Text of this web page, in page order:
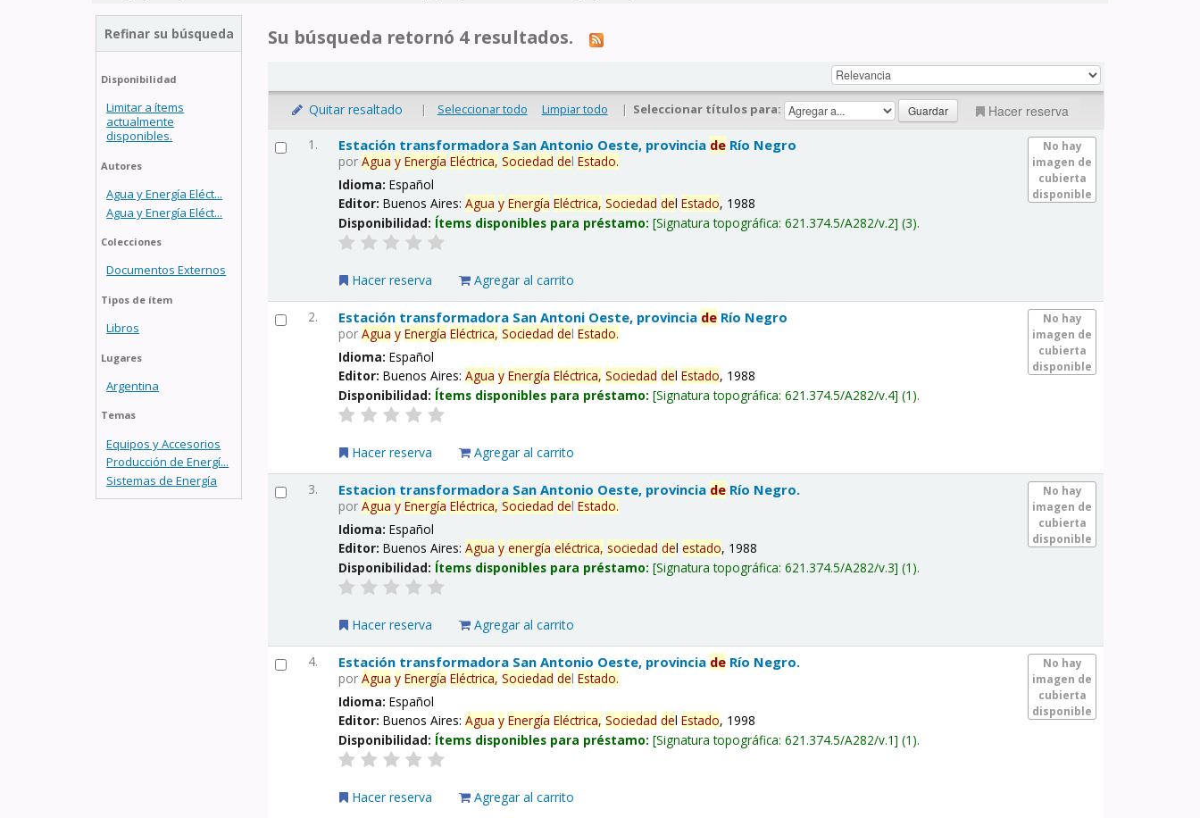
Refinar su búsqueda
Disponibilidad
Limitar a ítems
actualmente
disponibles.
Autores
Agua y Energía Eléct...
Agua y Energía Eléct...
Colecciones
Documentos Externos
Tipos de ítem
Libros
Lugares
Argentina
Temas
Equipos y Accesorios
Producción de Energí...
Sistemas de Energía
Su búsqueda retornó 4 resultados.
Quitar resaltado | Seleccionar todo Limpiar todo | Seleccionar títulos para: Hacer reserva
1.
No hay
imagen de
cubierta
disponible
Estación transformadora San Antonio Oeste, provincia de Río Negro
porAgua y Energía Eléctrica, Sociedad delEstado.
Idioma:Español
Editor:Buenos Aires:Agua y Energía Eléctrica, Sociedad delEstado, 1988
Disponibilidad: Ítems disponibles para préstamo: Signatura topográfica:621.374.5/A282/v.2 (3).
Hacer reserva Agregar al carrito
2.
No hay
imagen de
cubierta
disponible
Estación transformadora San Antoni Oeste, provincia de Río Negro
porAgua y Energía Eléctrica, Sociedad delEstado.
Idioma:Español
Editor:Buenos Aires:Agua y Energía Eléctrica, Sociedad delEstado, 1988
Disponibilidad: Ítems disponibles para préstamo: Signatura topográfica:621.374.5/A282/v.4 (1).
Hacer reserva Agregar al carrito
3.
No hay
imagen de
cubierta
disponible
Estacion transformadora San Antonio Oeste, provincia de Río Negro.
porAgua y Energía Eléctrica, Sociedad delEstado.
Idioma:Español
Editor:Buenos Aires:Agua y energía eléctrica, sociedad delestado, 1988
Disponibilidad: Ítems disponibles para préstamo: Signatura topográfica:621.374.5/A282/v.3 (1).
Hacer reserva Agregar al carrito
4.
No hay
imagen de
cubierta
disponible
Estación transformadora San Antonio Oeste, provincia de Río Negro.
porAgua y Energía Eléctrica, Sociedad delEstado.
Idioma:Español
Editor:Buenos Aires:Agua y Energía Eléctrica, Sociedad delEstado, 1998
Disponibilidad: Ítems disponibles para préstamo: Signatura topográfica:621.374.5/A282/v.1 (1).
Hacer reserva Agregar al carrito